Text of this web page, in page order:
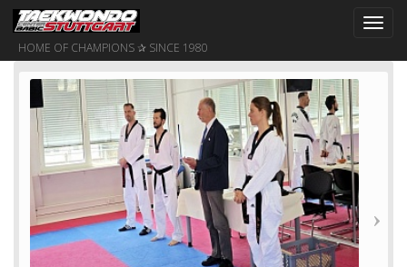
HOME OF CHAMPIONS ✰ SINCE 1980